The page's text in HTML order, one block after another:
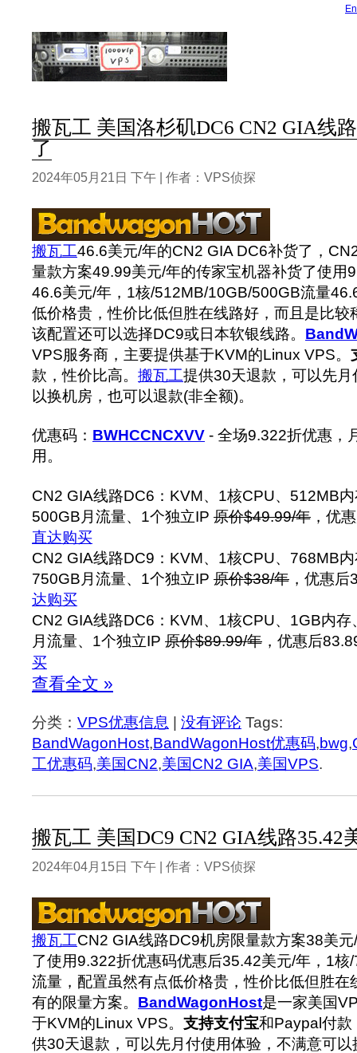
搬瓦工 美国洛杉矶DC6 CN2 GIA线
了
2024年05月21日 下午 | 作者：VPS侦探
搬瓦工46.6美元/年的CN2 GIA DC6补货了，
量款方案49.99美元/年的传家宝机器补货了使用
46.6美元/年，1核/512MB/10GB/500GB流量
低价格贵，性价比低但胜在线路好，而且是比较
该配置还可以选择DC9或日本软银线路。
VPS服务商，主要提供基于KVM的Linux VPS。
款，性价比高。 搬瓦工提供30天退款，可以先
以换机房，也可以退款(非全额)。
优惠码： BWHCCNCXVV - 全场9.322折优惠，
用。
CN2 GIA线路DC6：KVM、1核CPU、512MB
500GB月流量、1个独立IP 原价$49.99/年 ，优
直达购买
CN2 GIA线路DC9：KVM、1核CPU、768MB
750GB月流量、1个独立IP 原价$38/年 ，优惠
达购买
CN2 GIA线路DC6：KVM、1核CPU、1GB内
月流量、1个独立IP 原价$89.99/年 ，优惠后
买
查看全文 »
分类： VPS优惠信息 没有评论 Tags:
BandWagonHost,BandWagonHost优惠码,bwg,
工优惠码,美国CN2,美国CN2 GIA,美国VPS.
搬瓦工 美国DC9 CN2 GIA线路35.42
2024年04月15日 下午 | 作者：VPS侦探
搬瓦工CN2 GIA线路DC9机房限量款方案38美
了使用9.322折优惠码优惠后35.42美元/年，1
流量，配置虽然有点低价格贵，性价比低但胜在
有的限量方案。 BandWagonHost是一家美国
于KVM的Linux VPS。 支持支付宝和Paypal付款
供30天退款，可以先月付使用体验，不满意可